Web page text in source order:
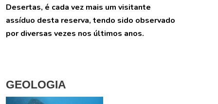
Desertas, é cada vez mais um visitante
assíduo desta reserva, tendo sido observado
por diversas vezes nos últimos anos.
GEOLOGIA